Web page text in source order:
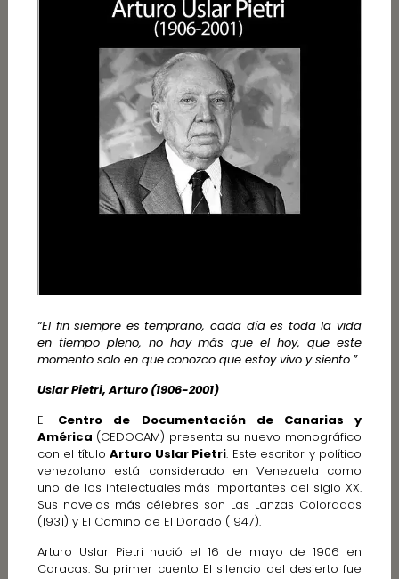
“El fin siempre es temprano, cada día es toda la vida
en tiempo pleno, no hay más que el hoy, que este
momento solo en que conozco que estoy vivo y siento.”
Uslar Pietri, Arturo (1906-2001)
El Centro de Documentación de Canarias y
América (CEDOCAM) presenta su nuevo monográfico
con el títuloArturo Uslar Pietri. Este escritor y político
venezolano está considerado en Venezuela como
uno de los intelectuales más importantes del siglo XX.
Sus novelas más célebres son Las Lanzas Coloradas
(1931) y El Camino de El Dorado (1947).
Arturo Uslar Pietri nació el 16 de mayo de 1906 en
Caracas. Su primer cuento El silencio del desierto fue